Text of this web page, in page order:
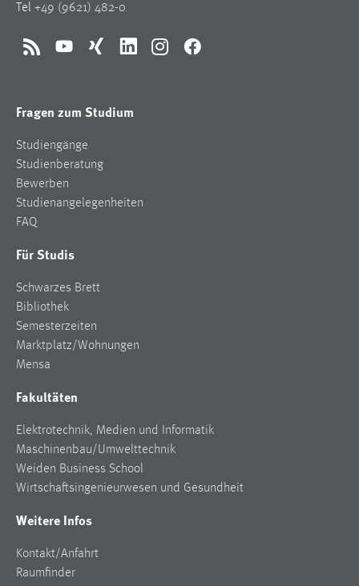
Tel +49 (9621) 482-0
RSS YouTubeXing LinkedInInstagramFacebook
Fragen zum Studium
Studiengänge
Studienberatung
Bewerben
Studienangelegenheiten
FAQ
Für Studis
Schwarzes Brett
Bibliothek
Semesterzeiten
Marktplatz/Wohnungen
Mensa
Fakultäten
Elektrotechnik, Medien und Informatik
Maschinenbau/Umwelttechnik
Weiden Business School
Wirtschaftsingenieurwesen und Gesundheit
Weitere Infos
Kontakt/Anfahrt
Raumfinder
Zweck:
Jahre, MIBEW_UserID = 1 Jahr
Login
Name:
fe_user, be_user, be_lastLoginProvider
Dieser Cookie ist notwendig um sich an der Website
Cookie Laufzeit:
24 Stunden
STATISTIK
Diese Informationen helfen uns zu verstehen, wie
unsere Besucher unsere Website nutzen.
Matomo
Name:
Zweck: